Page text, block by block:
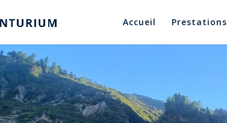
Accueil Prestations